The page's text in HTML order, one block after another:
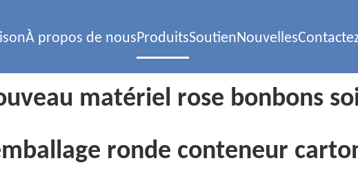
À propos de nousProduitsSoutienNouvelles
matériel rose bonbons
ronde conteneur